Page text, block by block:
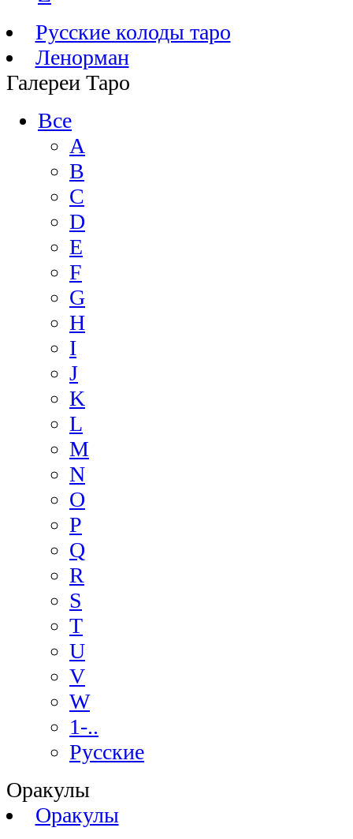
Русские колоды таро
Ленорман
Галереи Таро
Все
A
B
C
D
E
F
G
H
I
J
K
L
M
N
O
P
Q
R
S
T
U
V
W
1-..
Русские
Оракулы
Оракулы